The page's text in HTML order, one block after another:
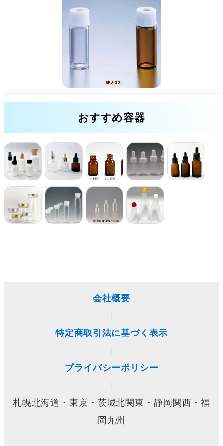
おすすめ容器
会社概要
|
特定商取引法に基づく表示
|
プライバシーポリシー
|
札幌北海道・東京・茨城北関東・静岡関西・福
岡九州